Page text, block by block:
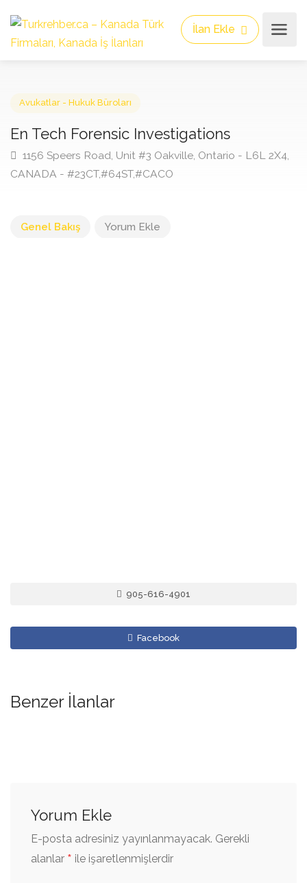
İlan Ekle
En Tech Forensic Investigations
1156 Speers Road, Unit #3 Oakville, Ontario - L6L
Genel Bakış Yorum Ekle
905-616-4901
Facebook
Benzer İlanlar
Yorum Ekle
E-posta adresiniz yayınlanmayacak. Gerekli
alanlar * ile işaretlenmişlerdir